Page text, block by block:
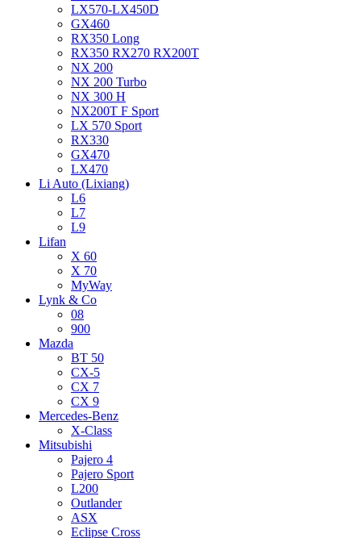
LX570-LX450D
GX460
RX350 Long
RX350 RX270 RX200T
NX 200
NX 200 Turbo
NX 300 H
NX200T F Sport
LX 570 Sport
RX330
GX470
LX470
Li Auto (Lixiang)
L6
L7
L9
Lifan
X 60
X 70
MyWay
Lynk & Co
08
900
Mazda
BT 50
CX-5
CX 7
CX 9
Mercedes-Benz
X-Class
Mitsubishi
Pajero 4
Pajero Sport
L200
Outlander
ASX
Eclipse Cross